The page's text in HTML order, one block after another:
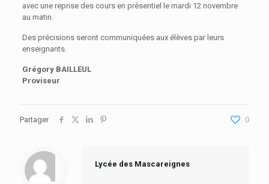
avec une reprise des cours en présentiel le mardi 12 novembre
au matin.
Des précisions seront communiquées aux élèves par leurs
enseignants.
Grégory BAILLEUL
Proviseur
Partager 0
Lycée des Mascareignes